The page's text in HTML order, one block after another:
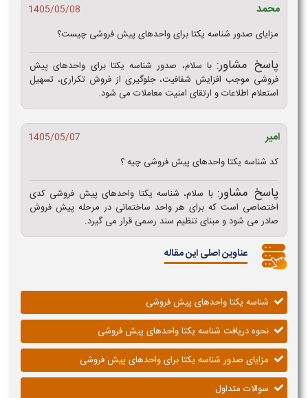
محمد
1405/05/08
مزایای صدور شناسه یکتا برای واحدهای پیش فروشی چیست؟
پاسخ مشاور: با سلام، صدور شناسه یکتا برای واحدهای پیش
فروشی موجب افزایش شفافیت، جلوگیری از فروش تکراری، تسهیل
استعلام اطلاعات و ارتقای امنیت معاملات می شود.
امیر
1405/05/07
کد شناسه یکتا واحدهای پیش فروشی چیه ؟
پاسخ مشاور: با سلام، شناسه یکتا واحدهای پیش فروشی کدی
اختصاصی است که برای هر واحد ساختمانی در مرحله پیش فروش
صادر می شود و مبنای تنظیم سند رسمی قرار می گیرد.
عناوین اصلی این مقاله
شناسه یکتا واحدهای پیش فروشی
نحوه دریافت شناسه یکتا واحدهای پیش فروشی
مزایای صدور شناسه یکتا برای واحدهای پیش فروشی
سوالات متداول